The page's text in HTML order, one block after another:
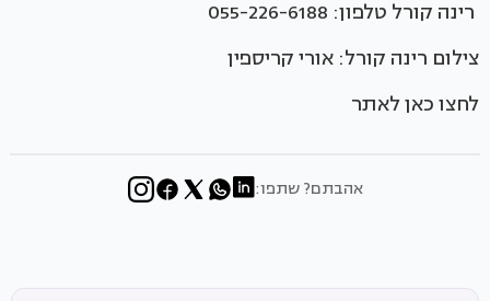
רינה קורל טלפון: 055-226-6188
צילום רינה קורל: אורי קריספין
לחצו כאן לאתר
אהבתם? שתפו: